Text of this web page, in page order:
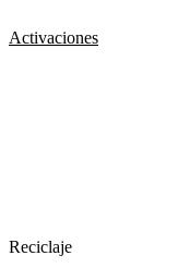
Activaciones
Reciclaje